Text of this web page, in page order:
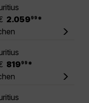
2.059 99 *
819 99 *